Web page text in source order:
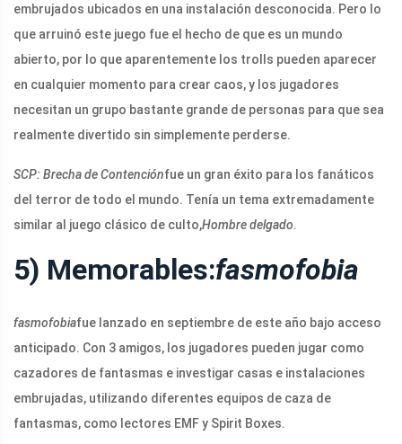
embrujados ubicados en una instalación desconocida. Pero lo
que arruinó este juego fue el hecho de que es un mundo
abierto, por lo que aparentemente los trolls pueden aparecer
en cualquier momento para crear caos, y los jugadores
necesitan un grupo bastante grande de personas para que sea
realmente divertido sin simplemente perderse.
SCP: Brecha de Contenciónfue un gran éxito para los fanáticos
del terror de todo el mundo. Tenía un tema extremadamente
similar al juego clásico de culto,Hombre delgado.
5) Memorables:fasmofobia
fasmofobiafue lanzado en septiembre de este año bajo acceso
anticipado. Con 3 amigos, los jugadores pueden jugar como
cazadores de fantasmas e investigar casas e instalaciones
embrujadas, utilizando diferentes equipos de caza de
fantasmas, como lectores EMF y Spirit Boxes.